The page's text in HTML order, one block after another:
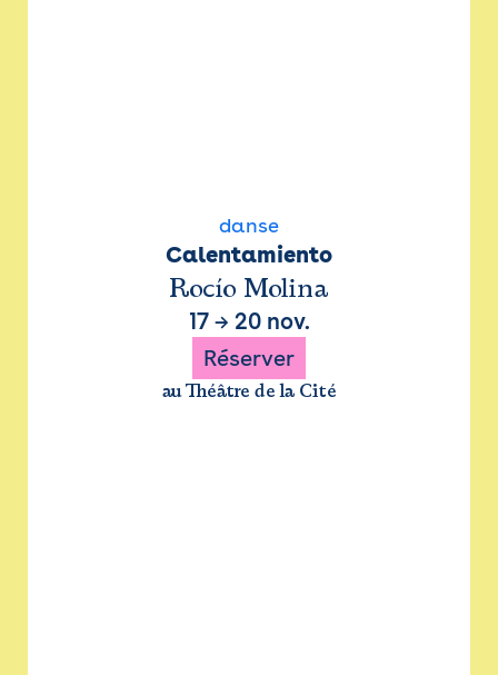
danse
Calentamiento
Rocío Molina
17→ 20 nov.
Réserver
au Théâtre de la Cité